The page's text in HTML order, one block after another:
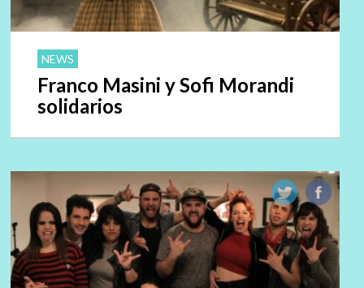
NEWS
Franco Masini y Sofi Morandi
solidarios